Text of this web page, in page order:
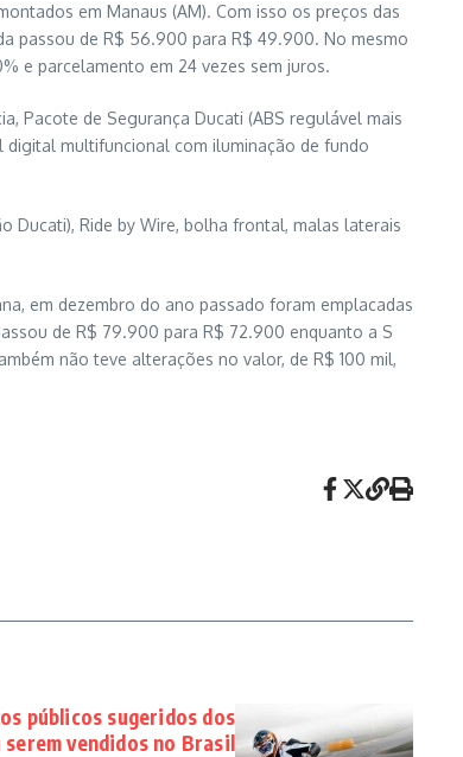
em Manaus (AM). Com isso os preços das
passou de R$ 56.900 para R$ 49.900. No mesmo
e parcelamento em 24 vezes sem juros.
Pacote de Segurança Ducati (ABS regulável mais
digital multifuncional com iluminação de fundo
Ducati), Ride by Wire, bolha frontal, malas laterais
em dezembro do ano passado foram emplacadas
de R$ 79.900 para R$ 72.900 enquanto a S
não teve alterações no valor, de R$ 100 mil,
públicos sugeridos dos
serem vendidos no Brasil